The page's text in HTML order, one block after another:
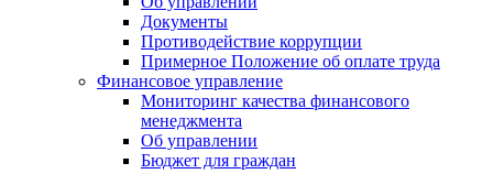
Документы
Противодействие коррупции
Примерное Положение об оплате труда
Финансовое управление
Мониторинг качества финансового
менеджмента
Об управлении
Бюджет для граждан